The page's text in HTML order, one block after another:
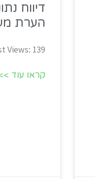
דיווח
הערת
Views: 139
קראו עוד